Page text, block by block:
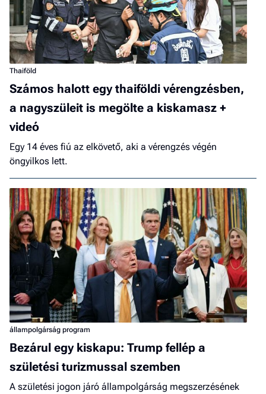
Thaiföld
Számos halott egy thaiföldi vérengzésben,
a nagyszüleit is megölte a kiskamasz +
videó
Egy 14 éves fiú az elkövető, aki a vérengzés végén
öngyilkos lett.
állampolgárság program
Bezárul egy kiskapu: Trump fellép a
születési turizmussal szemben
A születési jogon járó állampolgárság megszerzésének